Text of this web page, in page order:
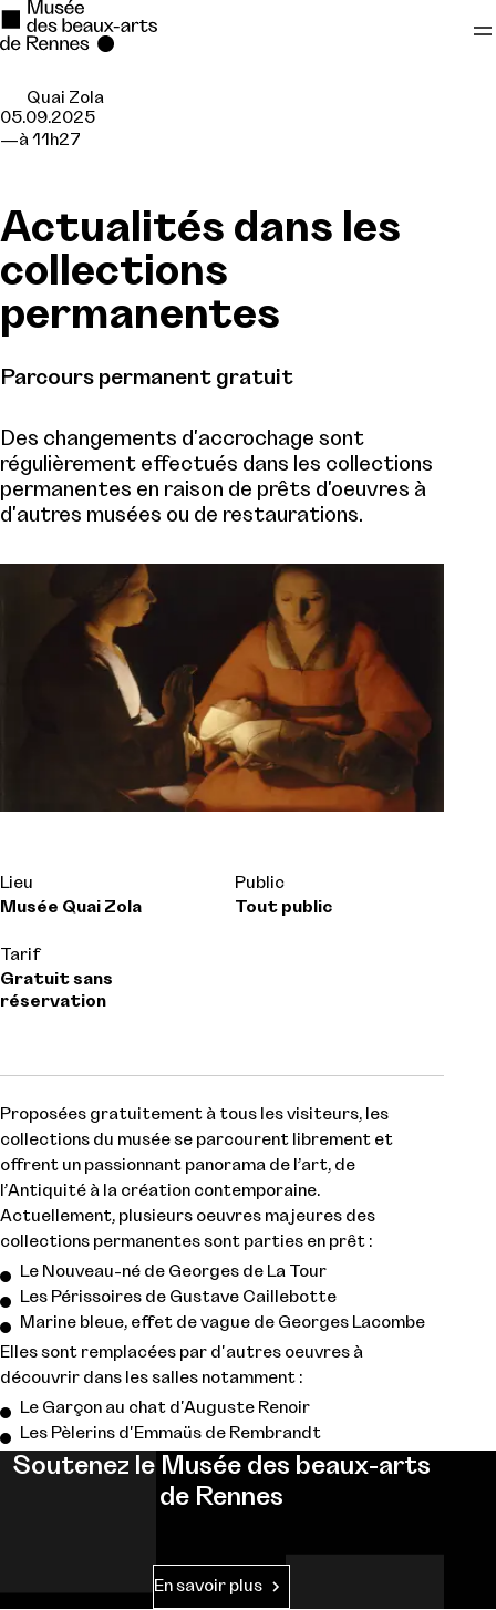
Se rendre au
Contenu principal
Quai Zola
05.09.2025
à 11h27
Actualités dans les
collections
permanentes
Parcours permanent gratuit
Des changements d'accrochage sont
régulièrement effectués dans les collections
permanentes en raison de prêts d'oeuvres à
d'autres musées ou de restaurations.
Lieu
Musée Quai Zola
Public
Tout public
Tarif
Gratuit sans
réservation
Proposées gratuitement à tous les visiteurs, les
collections du musée se parcourent librement et
offrent un passionnant panorama de l’art, de
l’Antiquité à la création contemporaine.
Actuellement, plusieurs oeuvres majeures des
collections permanentes sont parties en prêt :
Le Nouveau-né de Georges de La Tour
Les Périssoires de Gustave Caillebotte
Marine bleue, effet de vague de Georges Lacombe
Elles sont remplacées par d'autres oeuvres à
découvrir dans les salles notamment :
Le Garçon au chat d'Auguste Renoir
Les Pèlerins d'Emmaüs de Rembrandt
Soutenez le Musée des beaux-arts
de Rennes
En savoir plus